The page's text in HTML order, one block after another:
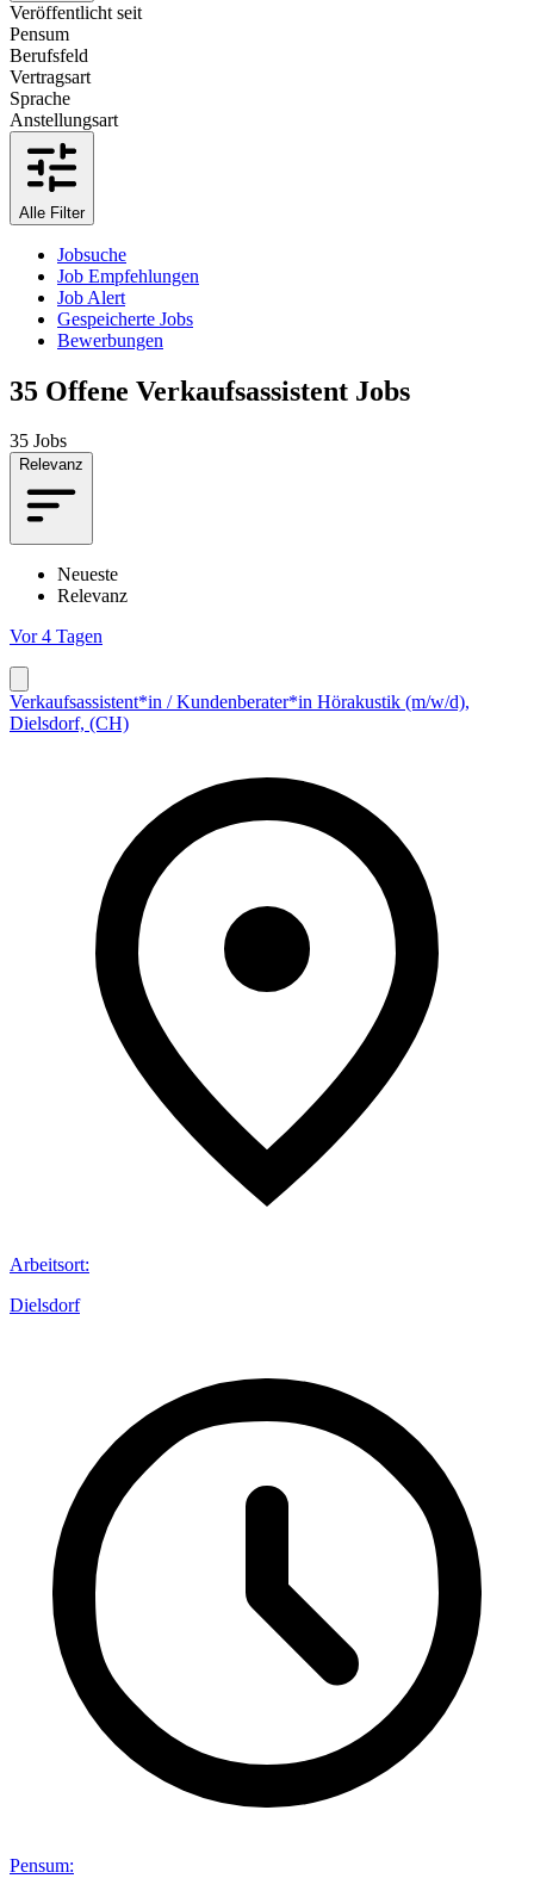
Veröffentlicht seit
Pensum
Berufsfeld
Vertragsart
Sprache
Anstellungsart
Alle Filter
Jobsuche
Job Empfehlungen
Job Alert
Gespeicherte Jobs
Bewerbungen
35 Offene Verkaufsassistent Jobs
35 Jobs
Relevanz
Neueste
Relevanz
Vor 4 Tagen
Verkaufsassistent*in / Kundenberater*in Hörakustik (m/w/d),
Dielsdorf, (CH)
Arbeitsort:
Dielsdorf
Pensum: